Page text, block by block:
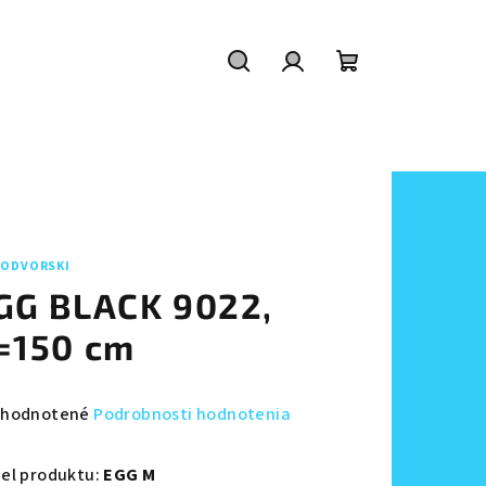
BLACK 9022,
cm
Podrobnosti hodnotenia
produktu: EGG M